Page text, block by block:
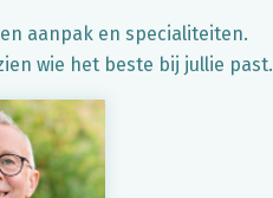
aanpak en specialiteiten.
wie het beste bij jullie past.